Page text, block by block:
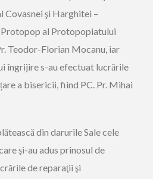
Covasnei şi Harghitei –
Protopop al Protopopiatului
Teodor-Florian Mocanu, iar
îngrijire s-au efectuat lucrările
a bisericii, fiind PC. Pr. Mihai
din darurile Sale cele
şi-au adus prinosul de
de reparaţii şi